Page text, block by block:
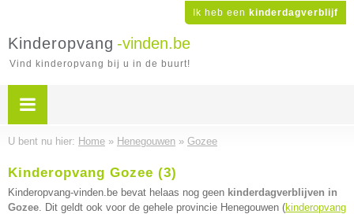
Ik heb een kinderdagverblijf
Kinderopvang -vinden.be
Vind kinderopvang bij u in de buurt!
U bent nu hier: Home » Henegouwen » Gozee
Kinderopvang Gozee (3)
Kinderopvang-vinden.be bevat helaas nog geen kinderdagverblijven in
Gozee. Dit geldt ook voor de gehele provincie Henegouwen (kinderopvang